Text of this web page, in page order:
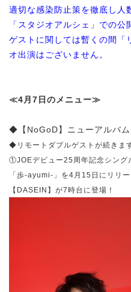
適切な感染防止策を徹底し人
「スタジオアルシェ」での公
ゲストに関しては暫くの間「
オ出演はございません。
≪4月7日のメニュー≫
◆【NoGoD】ニューアルバム
◆リモートダブルゲストが続きま
①JOEデビュー25周年記念シング
「歩-ayumi-」を4月15日にリリー
【DASEIN】が7時台に登場！